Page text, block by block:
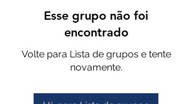
Esse grupo não foi
encontrado
Volte para Lista de grupos e tente
novamente.